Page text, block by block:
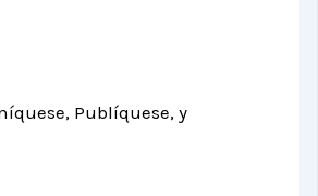
Publíquese, y